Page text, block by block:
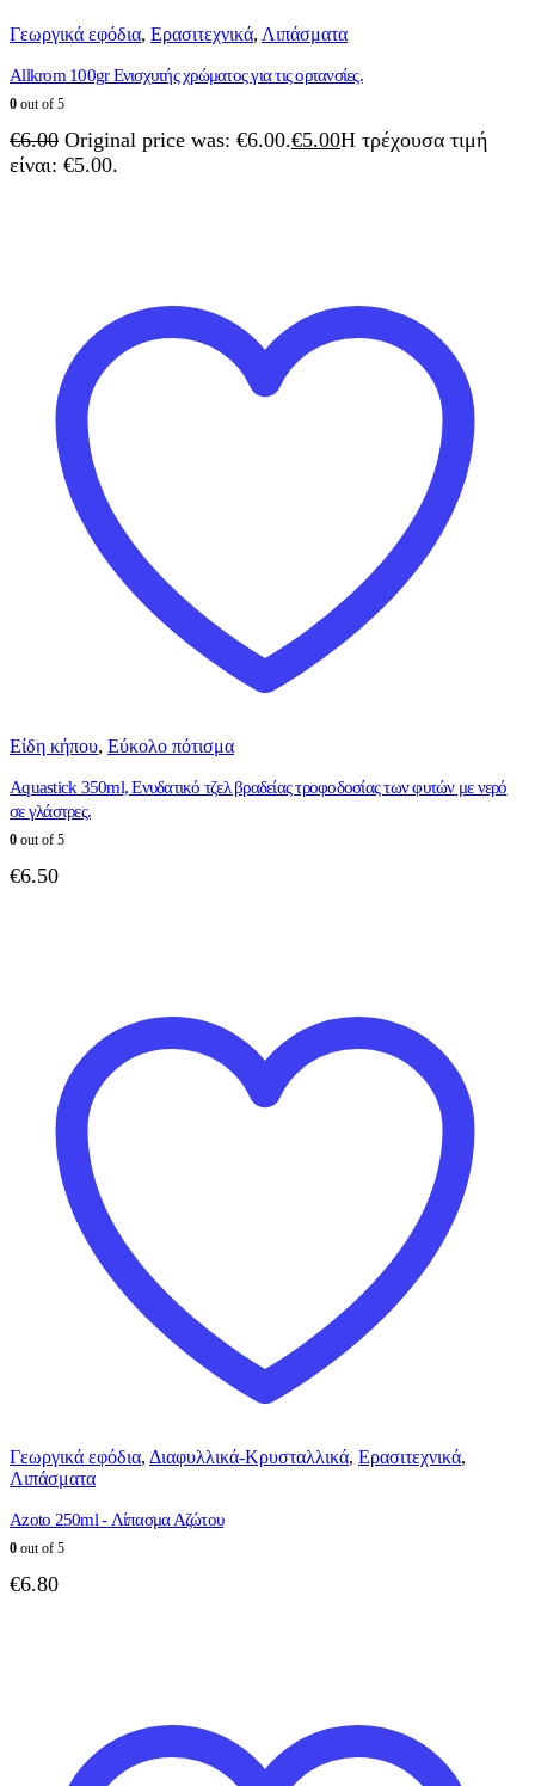
Γεωργικά εφόδια, Ερασιτεχνικά, Λιπάσματα
Allkrom 100gr Eνισχυτής χρώματος για τις ορτανσίες.
0 out of 5
€6.00 Original price was: €6.00.€5.00Η τρέχουσα τιμή
είναι: €5.00.
Είδη κήπου, Εύκολο πότισμα
Aquastick 350ml, Eνυδατικό τζελ βραδείας τροφοδοσίας των φυτών με νερό
σε γλάστρες.
0 out of 5
€6.50
Γεωργικά εφόδια, Διαφυλλικά-Κρυσταλλικά, Ερασιτεχνικά,
Λιπάσματα
Azoto 250ml - Λίπασμα Αζώτου
0 out of 5
€6.80